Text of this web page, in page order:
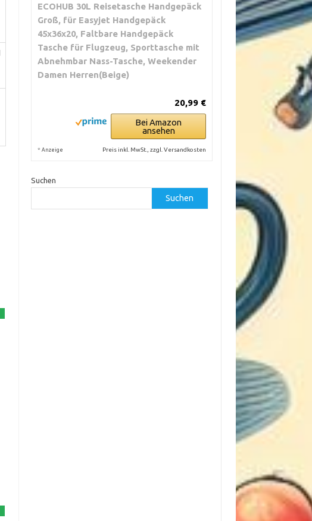
ECOHUB 30L Reisetasche Handgepäck
Groß, für Easyjet Handgepäck
45x36x20, Faltbare Handgepäck
Tasche für Flugzeug, Sporttasche mit
Abnehmbar Nass-Tasche, Weekender
Damen Herren(Beige)
20,99 €
Bei Amazon
ansehen
* Anzeige Preis inkl. MwSt., zzgl. Versandkosten
Suchen
Suchen